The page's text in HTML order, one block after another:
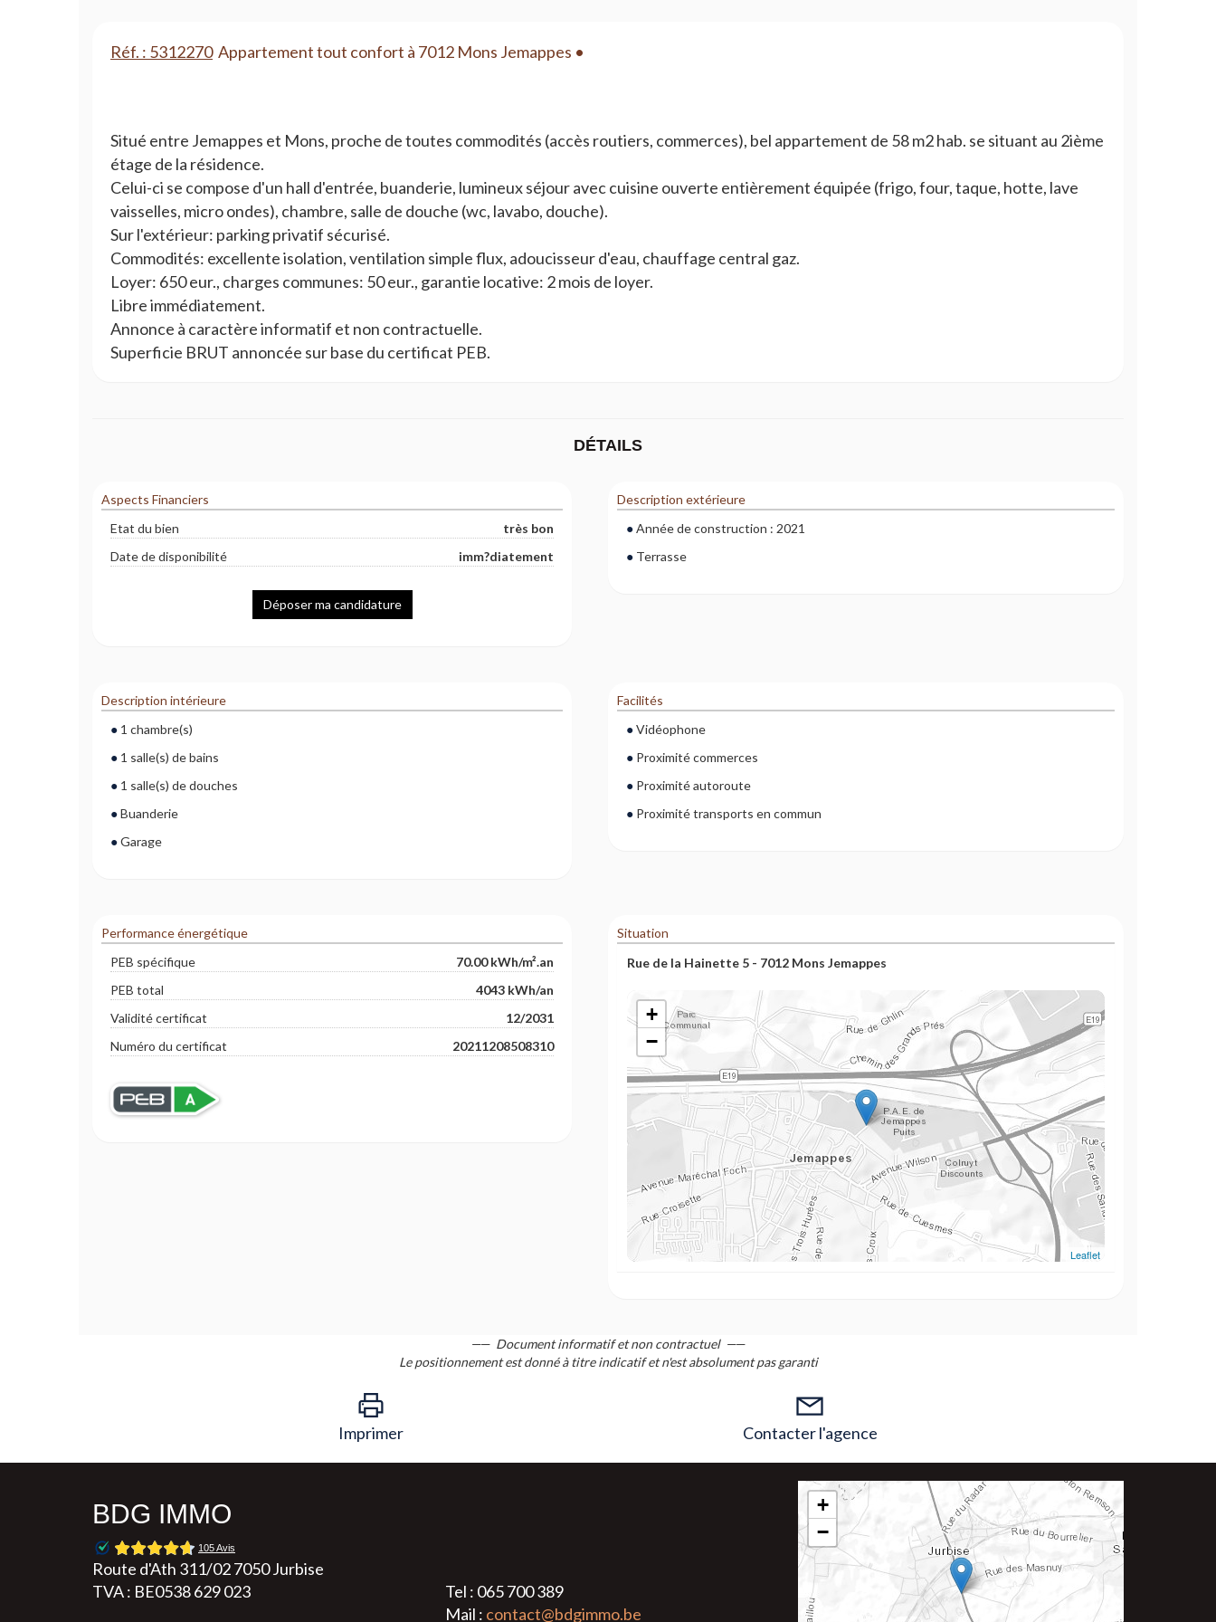
Réf. : 5312270 Appartement tout confort à 7012 Mons Jemappes •
Situé entre Jemappes et Mons, proche de toutes commodités (accès routiers, commerces), bel appartement de 58 m2 hab. se situant au 2ième
étage de la résidence.
Celui-ci se compose d'un hall d'entrée, buanderie, lumineux séjour avec cuisine ouverte entièrement équipée (frigo, four, taque, hotte, lave
vaisselles, micro ondes), chambre, salle de douche (wc, lavabo, douche).
Sur l'extérieur: parking privatif sécurisé.
Commodités: excellente isolation, ventilation simple flux, adoucisseur d'eau, chauffage central gaz.
Loyer: 650 eur., charges communes: 50 eur., garantie locative: 2 mois de loyer.
Libre immédiatement.
Annonce à caractère informatif et non contractuelle.
Superficie BRUT annoncée sur base du certificat PEB.
DÉTAILS
Aspects Financiers
Etat du bien
très bon
Date de disponibilité
imm?diatement
Déposer ma candidature
Description extérieure
Année de construction : 2021
Terrasse
Description intérieure
1 chambre(s)
1 salle(s) de bains
1 salle(s) de douches
Buanderie
Garage
Facilités
Vidéophone
Proximité commerces
Proximité autoroute
Proximité transports en commun
Performance énergétique
PEB spécifique
70.00 kWh/m².an
PEB total
4043 kWh/an
Validité certificat
12/2031
Numéro du certificat
20211208508310
Situation
Rue de la Hainette 5 - 7012 Mons Jemappes
+
−
Leaflet
Document informatif et non contractuel
Le positionnement est donné à titre indicatif et n'est absolument pas garanti
Imprimer Contacter l'agence
BDG IMMO
Route d'Ath 311/02 7050 Jurbise
TVA : BE0538 629 023
Tel : 065 700 389
Mail : contact@bdgimmo.be
+
−